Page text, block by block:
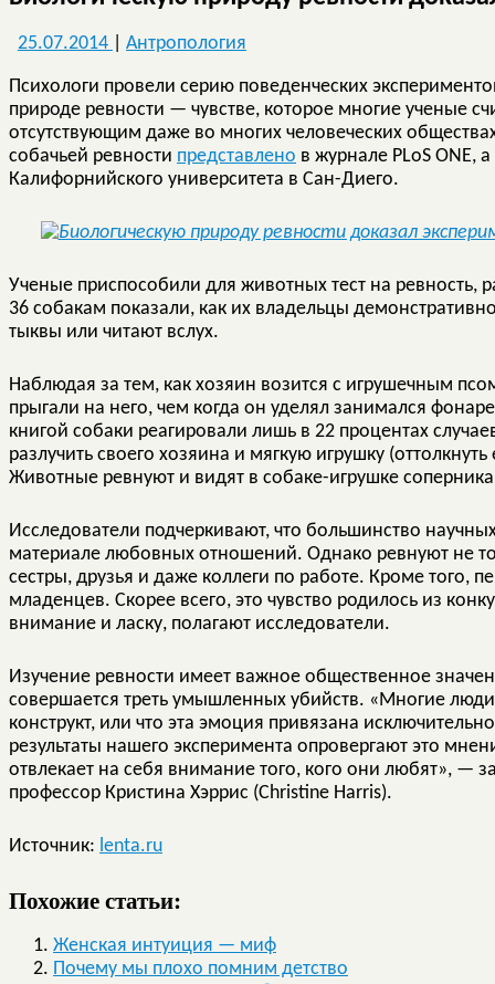
25.07.2014 Антропология
Психологи провели серию поведенческих
природе ревности — чувстве, которое многие ученые
отсутствующим даже во многих человеческих
собачьей ревности представлено в журнале PLoS ONE,
Калифорнийского университета в Сан-Диего.
Ученые приспособили для животных тест на ревность,
36 собакам показали, как их владельцы
тыквы или читают вслух.
Наблюдая за тем, как хозяин возится с игрушечным
прыгали на него, чем когда он уделял занимался
книгой собаки реагировали лишь в 22 процентах
разлучить своего хозяина и мягкую игрушку
Животные ревнуют и видят в собаке-игрушке
Исследователи подчеркивают, что большинство
материале любовных отношений. Однако ревнуют не
сестры, друзья и даже коллеги по работе. Кроме того,
младенцев. Скорее всего, это чувство родилось из
внимание и ласку, полагают исследователи.
Изучение ревности имеет важное общественное
совершается треть умышленных убийств. «Многие
конструкт, или что эта эмоция привязана
результаты нашего эксперимента опровергают это
отвлекает на себя внимание того, кого они любят», —
профессор Кристина Хэррис (Christine Harris).
Источник: lenta.ru
Похожие статьи:
Женская интуиция — миф
Почему мы плохо помним детство